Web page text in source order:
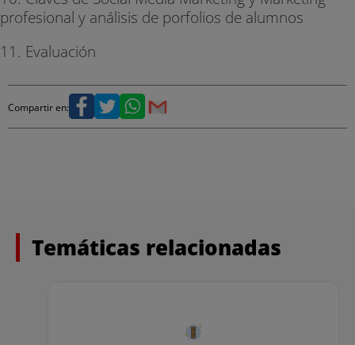
profesional y análisis de porfolios de alumnos
11. Evaluación
Compartir en:
Temáticas relacionadas